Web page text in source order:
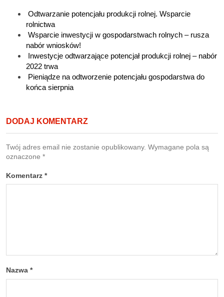
Odtwarzanie potencjału produkcji rolnej. Wsparcie
rolnictwa
Wsparcie inwestycji w gospodarstwach rolnych – rusza
nabór wniosków!
Inwestycje odtwarzające potencjał produkcji rolnej – nabór
2022 trwa
Pieniądze na odtworzenie potencjału gospodarstwa do
końca sierpnia
DODAJ KOMENTARZ
Twój adres email nie zostanie opublikowany. Wymagane pola są
oznaczone *
Komentarz *
Nazwa *